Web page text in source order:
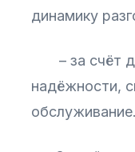
динамику
– за счёт
надёжности,
обслуживание.